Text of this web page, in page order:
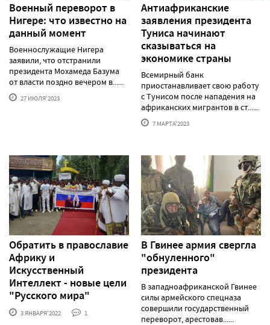
Военный переворот в
Нигере: что известно на
данный момент
Военнослужащие Нигера
заявили, что отстранили
президента Мохамеда Базума
от власти поздно вечером в......
27 ИЮЛЯ'2023
Антиафриканские
заявления президента
Туниса начинают
сказываться на
экономике страны
Всемирный банк
приостанавливает свою работу
с Тунисом после нападения на
африканских мигрантов в ст......
7 МАРТА'2023
Обратить в православие
Африку и
Искусственный
Интеллект - новые цели
"Русского мира"
3 ЯНВАРЯ'2022 1
В Гвинее армия свергла
"обнуленного"
президента
В западноафриканской Гвинее
силы армейского спецназа
совершили государственный
переворот, арестовав......